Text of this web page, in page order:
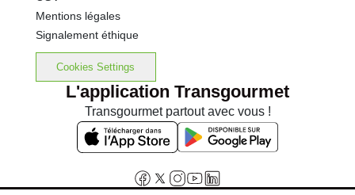
Mentions légales
Signalement éthique
Cookies Settings
L'application Transgourmet
Transgourmet partout avec vous !